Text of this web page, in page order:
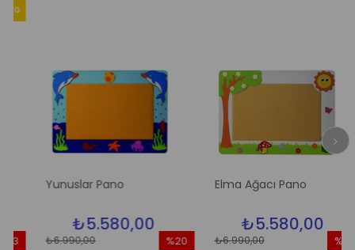
Yunuslar Pano
₺5.580,00
₺6.990,00
%20
Elma Ağacı Pano
₺5.580,00
₺6.990,00
%20